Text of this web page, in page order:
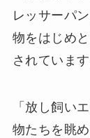
レッサーパ
物をはじめ
されています
「放し飼い
物たちを眺